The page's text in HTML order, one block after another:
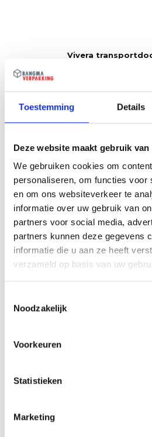
Toestemming Details
Deze website maakt gebruik van
We gebruiken cookies om
personaliseren, om functies voor
en om ons websiteverkeer te
informatie over uw gebruik van
partners voor social media,
partners kunnen deze gegevens
informatie die u aan ze heeft
verzameld op basis van uw
Noodzakelijk
Voorkeuren
Statistieken
Marketing
Vivera
Transportdoos voor efficiënte
Omdoos als stijlvolle
Waar let je op bij